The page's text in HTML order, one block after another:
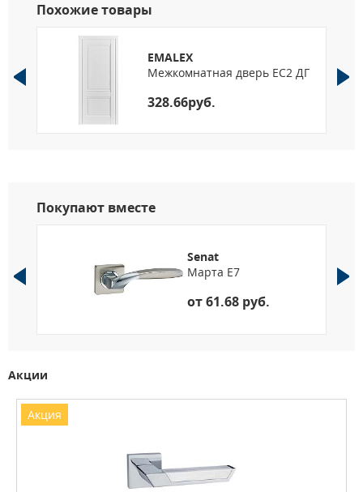
Исключение: размеры 400, 450, 500 возможны только с
По высоте: от 1900 мм до 2400 мм, шаг 50 мм.
Похожие товары
EMALEX
Межкомнатная дверь EC2 ДГ
328.66руб.
Покупают вместе
Senat
Марта E7
от 61.68 руб.
Акции
Акция